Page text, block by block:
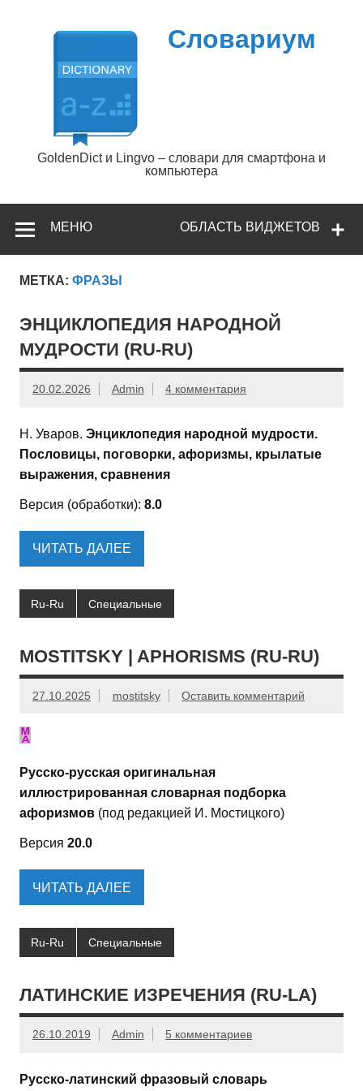
содержимому
Словариум
GoldenDict и Lingvo – словари для смартфона и
компьютера
ОБЛАСТЬ ВИДЖЕТОВ
МЕНЮ
МЕТКА: ФРАЗЫ
ЭНЦИКЛОПЕДИЯ НАРОДНОЙ
МУДРОСТИ (RU-RU)
20.02.2026 Admin 4 комментария
Н. Уваров. Энциклопедия народной мудрости.
Пословицы, поговорки, афоризмы, крылатые
выражения, сравнения
Версия (обработки): 8.0
ЧИТАТЬ ДАЛЕЕ
Ru-Ru Специальные
MOSTITSKY | APHORISMS (RU-RU)
27.10.2025 mostitsky Оставить комментарий
Русско-русская оригинальная
иллюстрированная словарная подборка
афоризмов (под редакцией И. Мостицкого)
Версия 20.0
ЧИТАТЬ ДАЛЕЕ
Ru-Ru Специальные
ЛАТИНСКИЕ ИЗРЕЧЕНИЯ (RU-LA)
26.10.2019 Admin 5 комментариев
Русско-латинский фразовый словарь